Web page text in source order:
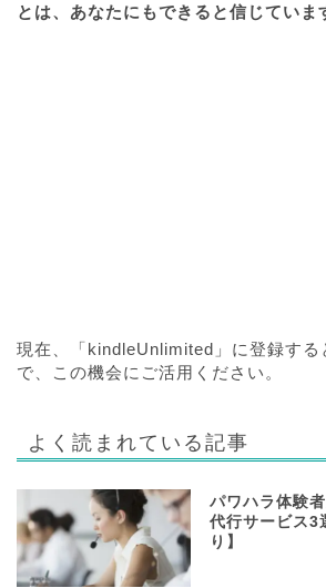
とは、あなたにもできると信じていま
現在、「kindleUnlimited」に登録する
で、この機会にご活用ください。
よく読まれている記事
パワハラ体験
代行サービス3
り】